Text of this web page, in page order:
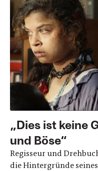
„Dies ist keine
und Böse“
Regisseur und
die Hintergründe